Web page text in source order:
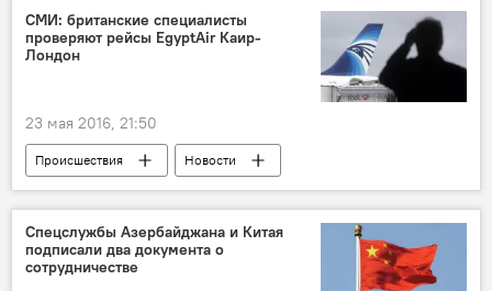
СМИ: британские специалисты
проверяют рейсы EgyptAir Каир-
Лондон
23 мая 2016, 21:50
Происшествия
Новости
Новости мира
ЖИЗНЬ
Спецслужбы Азербайджана и Китая
подписали два документа о
сотрудничестве